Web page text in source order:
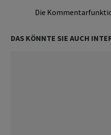
Die
DAS KÖNNTE SIE AUCH